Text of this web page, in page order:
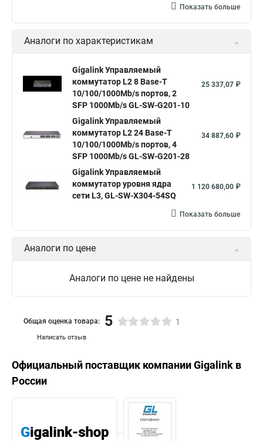
Показать больше
Аналоги по характеристикам
Gigalink Управляемый
коммутатор L2 8 Base-T
10/100/1000Mb/s портов, 2
SFP 1000Mb/s GL-SW-G201-10
25 337,07 ₽
Gigalink Управляемый
коммутатор L2 24 Base-T
10/100/1000Mb/s портов, 4
SFP 1000Mb/s GL-SW-G201-28
34 887,60 ₽
Gigalink Управляемый
коммутатор уровня ядра
сети L3, GL-SW-X304-54SQ
1 120 680,00 ₽
Показать больше
Аналоги по цене
Аналоги по цене не найдены
Написать отзыв
Общая оценка товара: 5 1
Официальный поставщик компанииGigalink в
России